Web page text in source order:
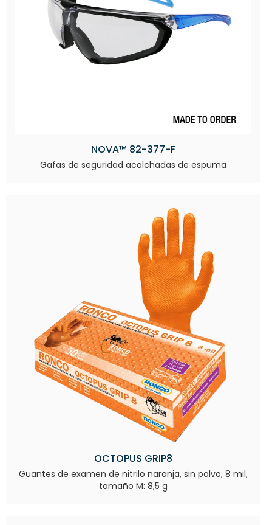
NOVA™ 82-377-F
Gafas de seguridad acolchadas de espuma
OCTOPUS GRIP8
Guantes de examen de nitrilo naranja, sin polvo, 8 mil,
tamaño M: 8,5 g